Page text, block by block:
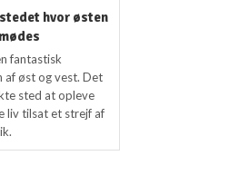
hvor østen
fantastisk
af øst og vest. Det
sted at opleve
liv tilsat et strejf af